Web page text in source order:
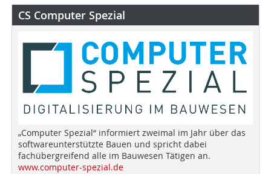
CS Computer Spezial
„Computer Spezial“ informiert zweimal im Jahr über das
softwareunterstützte Bauen und spricht dabei
fachübergreifend alle im Bauwesen Tätigen an.
www.computer-spezial.de